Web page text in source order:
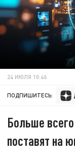
24 ИЮЛЯ 10:46
ПОДПИШИТЕСЬ:
Больше
поставят на